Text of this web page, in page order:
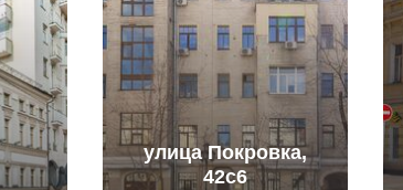
улица Покровка,
42с6